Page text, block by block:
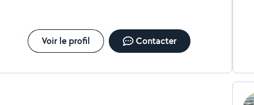
Voir le profil Contacter